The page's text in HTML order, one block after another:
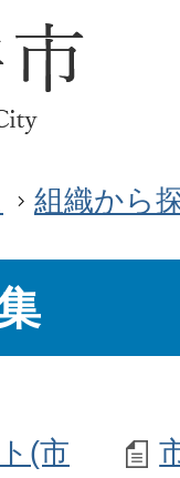
組織から
(市